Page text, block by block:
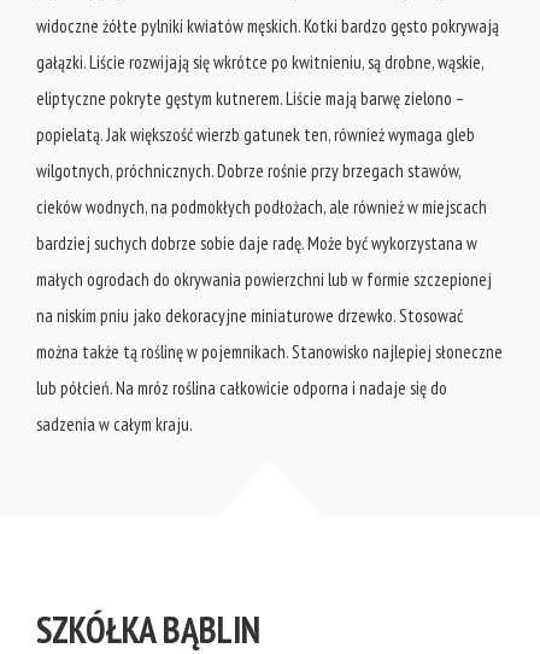
widoczne żółte pylniki kwiatów męskich. Kotki bardzo gęsto pokrywają
gałązki. Liście rozwijają się wkrótce po kwitnieniu, są drobne, wąskie,
eliptyczne pokryte gęstym kutnerem. Liście mają barwę zielono –
popielatą. Jak większość wierzb gatunek ten, również wymaga gleb
wilgotnych, próchnicznych. Dobrze rośnie przy brzegach stawów,
cieków wodnych, na podmokłych podłożach, ale również w miejscach
bardziej suchych dobrze sobie daje radę. Może być wykorzystana w
małych ogrodach do okrywania powierzchni lub w formie szczepionej
na niskim pniu jako dekoracyjne miniaturowe drzewko. Stosować
można także tą roślinę w pojemnikach. Stanowisko najlepiej słoneczne
lub półcień. Na mróz roślina całkowicie odporna i nadaje się do
sadzenia w całym kraju.
SZKÓŁKA BĄBLIN